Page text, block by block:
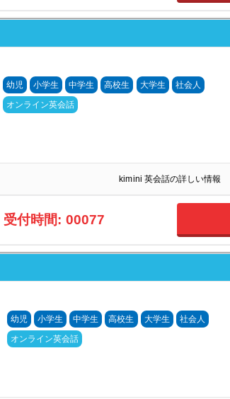
幼児 小学生 中学生 高校生 大学生 社会人
オンライン英会話
kimini 英会話の詳しい情報
受付時間: 00077
幼児 小学生 中学生 高校生 大学生 社会人
オンライン英会話